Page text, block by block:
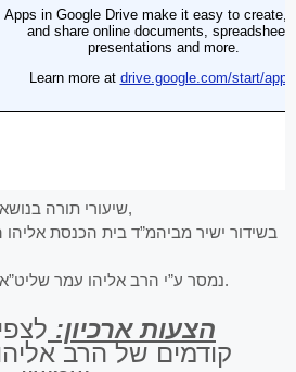
שיעורי תורה בנושא זרע שמשון בכל יום חמישי,
נמסר ע”י הרב אליהו עמר שליט”א רב ומרצה בכיר בהידברות.
הצעות ארכיון:
קודמים של הרב